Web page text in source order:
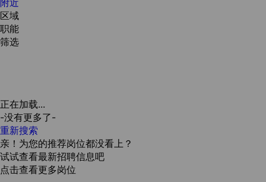
附近
区域
职能
筛选
正在加载...
-没有更多了-
重新搜索
亲！为您的推荐岗位都没看上？
试试查看最新招聘信息吧
点击查看更多岗位